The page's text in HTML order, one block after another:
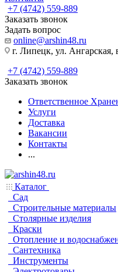
+7 (4742) 559-889
Заказать звонок
Задать вопрос
online@arshin48.ru
г. Липецк, ул. Ангарская,
+7 (4742) 559-889
Заказать звонок
Ответственное
Услуги
Доставка
Вакансии
Контакты
...
Каталог
Сад
Строительные материалы
Столярные изделия
Краски
Отопление и
Сантехника
Инструменты